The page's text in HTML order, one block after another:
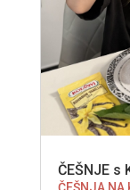
ČEŠNJE s